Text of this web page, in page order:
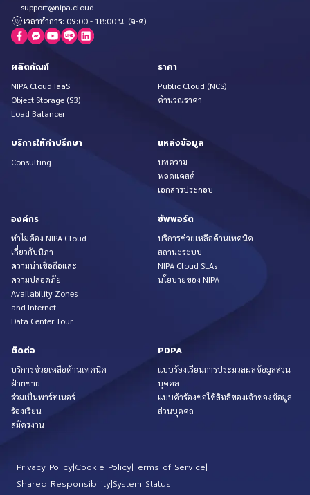
support@nipa.cloud
เวลาทำการ: 09:00 - 18:00 น. (จ-ศ)
ผลิตภัณฑ์
NIPA Cloud IaaS
Object Storage (S3)
Load Balancer
ราคา
Public Cloud (NCS)
คำนวณราคา
บริการให้คำปรึกษา
Consulting
แหล่งข้อมูล
บทความ
พอดแคสต์
เอกสารประกอบ
องค์กร
ทำไมต้อง NIPA Cloud
เกี่ยวกับนิภา
ความน่าเชื่อถือและ
ความปลอดภัย
Availability Zones
and Internet
Data Center Tour
ซัพพอร์ต
บริการช่วยเหลือด้านเทคนิค
สถานะระบบ
NIPA Cloud SLAs
นโยบายของ NIPA
ติดต่อ
บริการช่วยเหลือด้านเทคนิค
ฝ่ายขาย
ร่วมเป็นพาร์ทเนอร์
ร้องเรียน
สมัครงาน
PDPA
แบบร้องเรียนการประมวลผลข้อมูลส่วน
บุคคล
แบบคำร้องขอใช้สิทธิของเจ้าของข้อมูล
ส่วนบุคคล
Privacy Policy|Cookie Policy|Terms of Service|
Shared Responsibility|System Status